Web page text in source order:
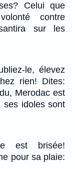
Celui que
contre
sur les
le, élevez
rien! Dites:
Merodac est
ses idoles sont
est brisée!
pour sa plaie: